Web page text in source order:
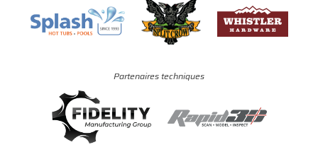
Partenaires techniques